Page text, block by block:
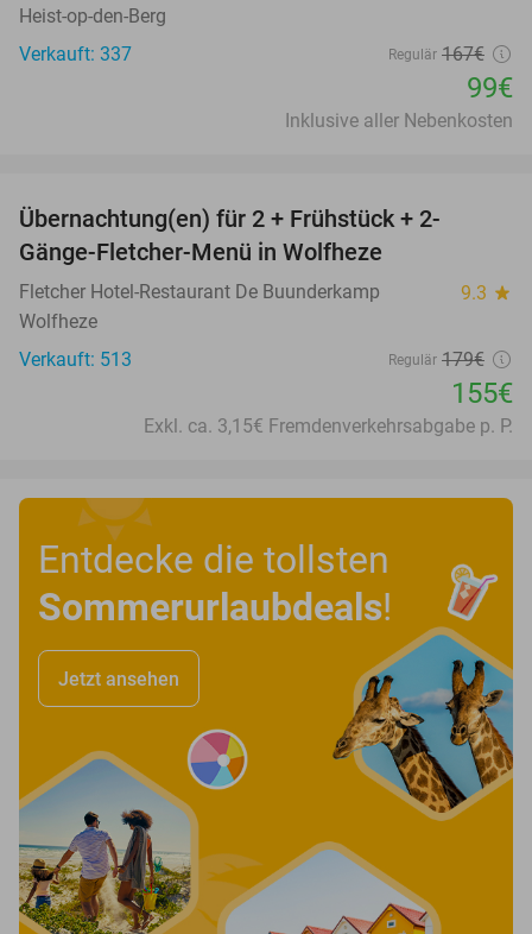
Heist-op-den-Berg
Verkauft: 337
Regulär 167€
99€
Inklusive aller Nebenkosten
Übernachtung(en) für 2 + Frühstück + 2-
Gänge-Fletcher-Menü in Wolfheze
Fletcher Hotel-Restaurant De Buunderkamp 9.3 star
Wolfheze
Verkauft: 513
Regulär 179€
155€
Exkl. ca. 3,15€ Fremdenverkehrsabgabe p. P.
Entdecke die tollsten
Sommerurlaubdeals!
Jetzt ansehen